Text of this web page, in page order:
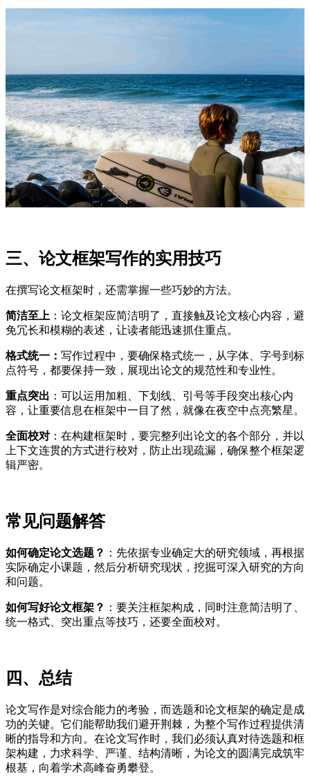
三、论文框架写作的实用技巧
在撰写论文框架时，还需掌握一些巧妙的方法。
简洁至上 ：论文框架应简洁明了，直接触及论文核心内容，避
免冗长和模糊的表述，让读者能迅速抓住重点。
格式统一： 写作过程中，要确保格式统一，从字体、字号到标
点符号，都要保持一致，展现出论文的规范性和专业性。
重点突出 ：可以运用加粗、下划线、引号等手段突出核心内
容，让重要信息在框架中一目了然，就像在夜空中点亮繁星。
全面校对 ：在构建框架时，要完整列出论文的各个部分，并以
上下文连贯的方式进行校对，防止出现疏漏，确保整个框架逻
辑严密。
常见问题解答
如何确定论文选题？ ：先依据专业确定大的研究领域，再根据
实际确定小课题，然后分析研究现状，挖掘可深入研究的方向
和问题。
如何写好论文框架？ ：要关注框架构成，同时注意简洁明了、
统一格式、突出重点等技巧，还要全面校对。
四、总结
论文写作是对综合能力的考验，而选题和论文框架的确定是成
功的关键。它们能帮助我们避开荆棘，为整个写作过程提供清
晰的指导和方向。在论文写作时，我们必须认真对待选题和框
架构建，力求科学、严谨、结构清晰，为论文的圆满完成筑牢
根基，向着学术高峰奋勇攀登。